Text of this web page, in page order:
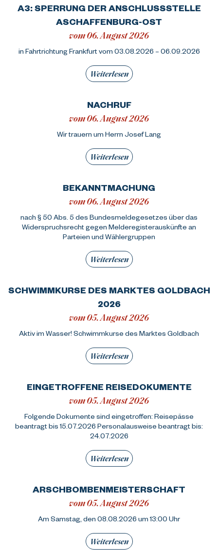
A3: SPERRUNG DER ANSCHLUSSSTELLE
ASCHAFFENBURG-OST
vom 06. August 2026
in Fahrtrichtung Frankfurt vom 03.08.2026 – 06.09.2026
Weiterlesen
NACHRUF
vom 06. August 2026
Wir trauern um Herrn Josef Lang
Weiterlesen
BEKANNTMACHUNG
vom 06. August 2026
nach § 50 Abs. 5 des Bundesmeldegesetzes über das
Widerspruchsrecht gegen Melderegisterauskünfte an
Parteien und Wählergruppen
Weiterlesen
SCHWIMMKURSE DES MARKTES GOLDBACH
2026
vom 05. August 2026
Aktiv im Wasser! Schwimmkurse des Marktes Goldbach
Weiterlesen
EINGETROFFENE REISEDOKUMENTE
vom 05. August 2026
Folgende Dokumente sind eingetroffen: Reisepässe
beantragt bis 15.07.2026 Personalausweise beantragt bis:
24.07.2026
Weiterlesen
ARSCHBOMBENMEISTERSCHAFT
vom 05. August 2026
Am Samstag, den 08.08.2026 um 13:00 Uhr
Weiterlesen